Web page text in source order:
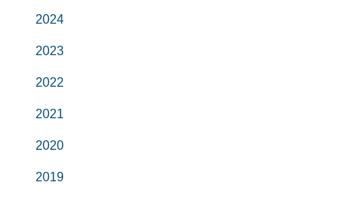
2024
2023
2022
2021
2020
2019